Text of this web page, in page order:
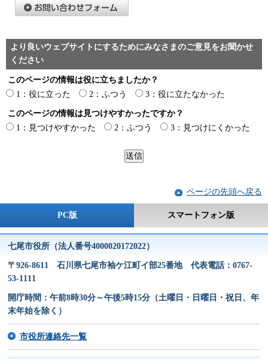
より良いウェブサイトにするためにみなさまのご意見をお聞かせ
ください
このページの情報は役に立ちましたか？
1：役に立った
2：ふつう 3：役に立たなかった
このページの情報は見つけやすかったですか？
1：見つけやすかった
2：ふつう 3：見つけにくかった
ページの先頭へ戻る
PC版 スマートフォン版
七尾市役所（法人番号4000020172022）
〒926-8611 石川県七尾市袖ケ江町イ部25番地 代表電話：0767-
53-1111
開庁時間：午前8時30分～午後5時15分（土曜日・日曜日・祝日、年
末年始を除く）
市役所連絡先一覧